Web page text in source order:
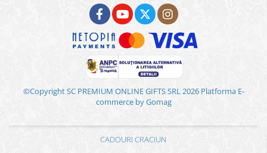
©Copyright SC PREMIUM ONLINE GIFTS SRL 2026 Platforma E-
commerce by Gomag
CADOURI CRACIUN